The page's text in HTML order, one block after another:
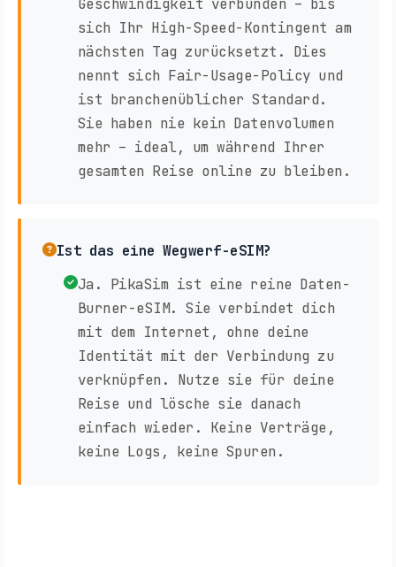
Geschwindigkeit verbunden – bis
sich Ihr High-Speed-Kontingent am
nächsten Tag zurücksetzt. Dies
nennt sich Fair-Usage-Policy und
ist branchenüblicher Standard.
Sie haben nie kein Datenvolumen
mehr – ideal, um während Ihrer
gesamten Reise online zu bleiben.
Ist das eine Wegwerf-eSIM?
Ja. PikaSim ist eine reine Daten-
Burner-eSIM. Sie verbindet dich
mit dem Internet, ohne deine
Identität mit der Verbindung zu
verknüpfen. Nutze sie für deine
Reise und lösche sie danach
einfach wieder. Keine Verträge,
keine Logs, keine Spuren.